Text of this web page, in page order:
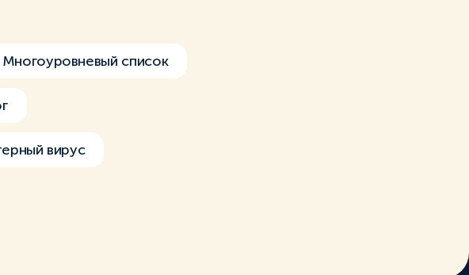
Многоуровневый список
вирус